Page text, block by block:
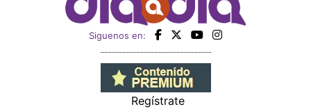
Siguenos en:
Regístrate